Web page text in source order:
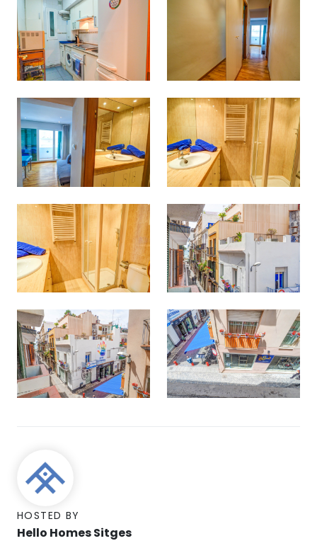
HOSTED BY
Hello Homes Sitges